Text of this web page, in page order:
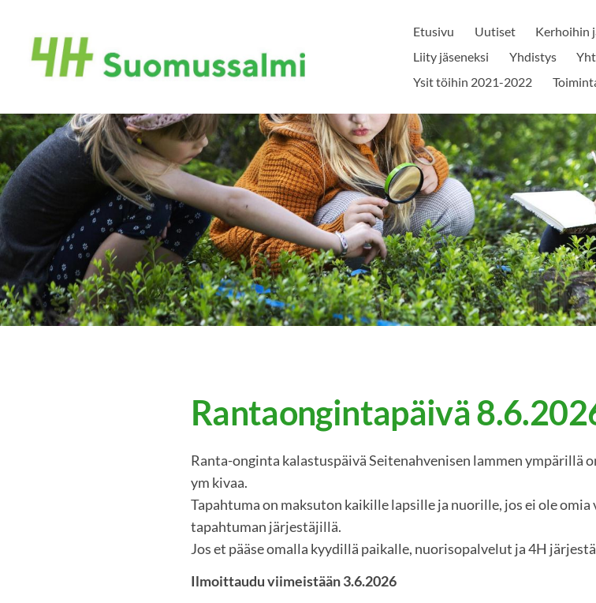
sivun
sisältöön
Suomussalmi
Etusivu Uutiset Kerhoihin
Liity jäseneksi
Yhdistys
Ysit töihin 2021-2022
Rantaongintapäivä
Ranta-onginta kalastuspäivä Seitenahvenisen lammen ympärillä
ym kivaa.
Tapahtuma on maksuton kaikille lapsille ja nuorille, jos ei ole
tapahtuman järjestäjillä.
Jos et pääse omalla kyydillä paikalle, nuorisopalvelut ja 4H
Ilmoittaudu viimeistään 3.6.2026